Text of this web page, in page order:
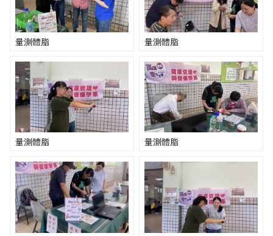
量測體脂 量測體脂
量測體脂 量測體脂